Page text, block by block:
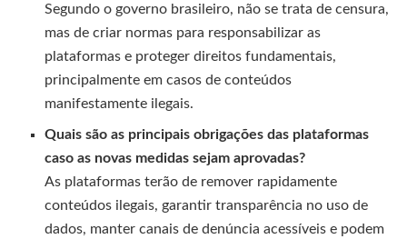
Segundo o governo brasileiro, não se trata de censura,
mas de criar normas para responsabilizar as
plataformas e proteger direitos fundamentais,
principalmente em casos de conteúdos
manifestamente ilegais.
Quais são as principais obrigações das plataformas
caso as novas medidas sejam aprovadas?
As plataformas terão de remover rapidamente
conteúdos ilegais, garantir transparência no uso de
dados, manter canais de denúncia acessíveis e podem